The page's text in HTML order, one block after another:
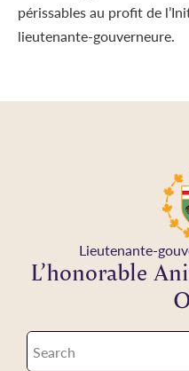
périssables au profit de
lieutenante-gouverneure.
Lieutenante-
L’honorable